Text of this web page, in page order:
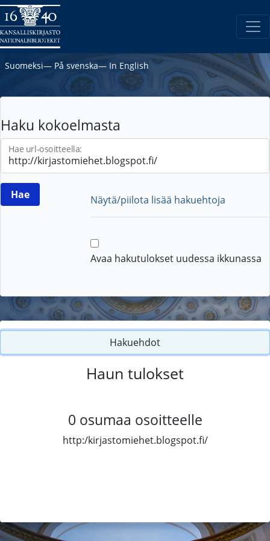
Suomeksi― På svenska― In English
Haku kokoelmasta
Hae url-osoitteella:
Näytä/piilota lisää hakuehtoja
Avaa hakutulokset uudessa ikkunassa
Hakuehdot
Haun tulokset
0 osumaa osoitteelle
http:/kirjastomiehet.blogspot.fi/